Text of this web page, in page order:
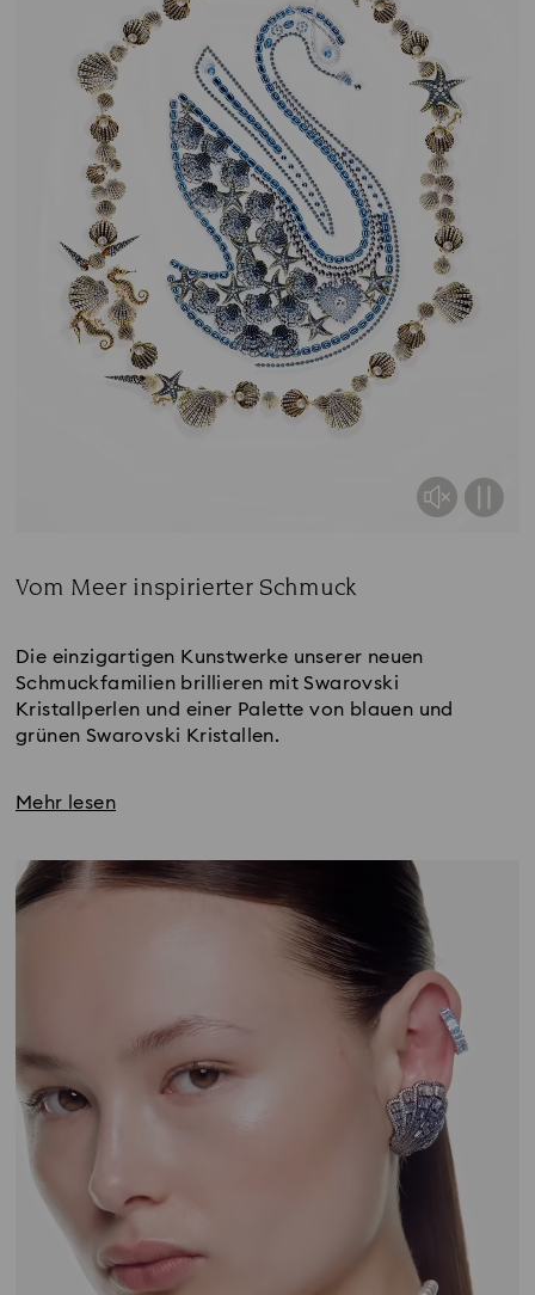
Vom Meer inspirierter Schmuck
Die einzigartigen Kunstwerke unserer neuen
Schmuckfamilien brillieren mit Swarovski
Kristallperlen und einer Palette von blauen und
grünen Swarovski Kristallen.
Mehr lesen